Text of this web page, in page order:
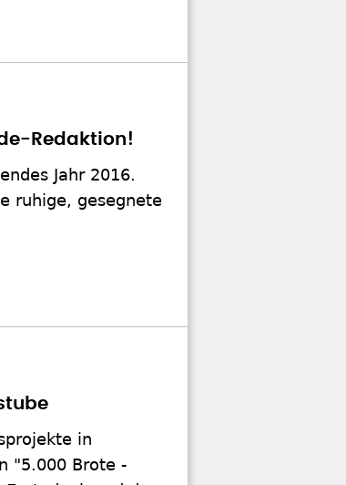
Redaktion!
Jahr 2016.
ruhige, gesegnete
in
"5.000 Brote -